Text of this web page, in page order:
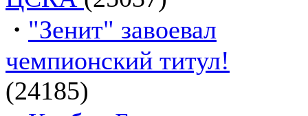
· "Зенит" завоевал
чемпионский титул!
(24185)